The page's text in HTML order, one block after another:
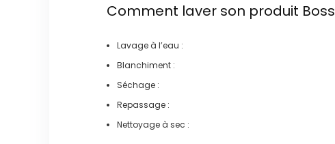
Comment laver son produit Boss
Lavage à l’eau :
Blanchiment :
Séchage :
Repassage :
Nettoyage à sec :